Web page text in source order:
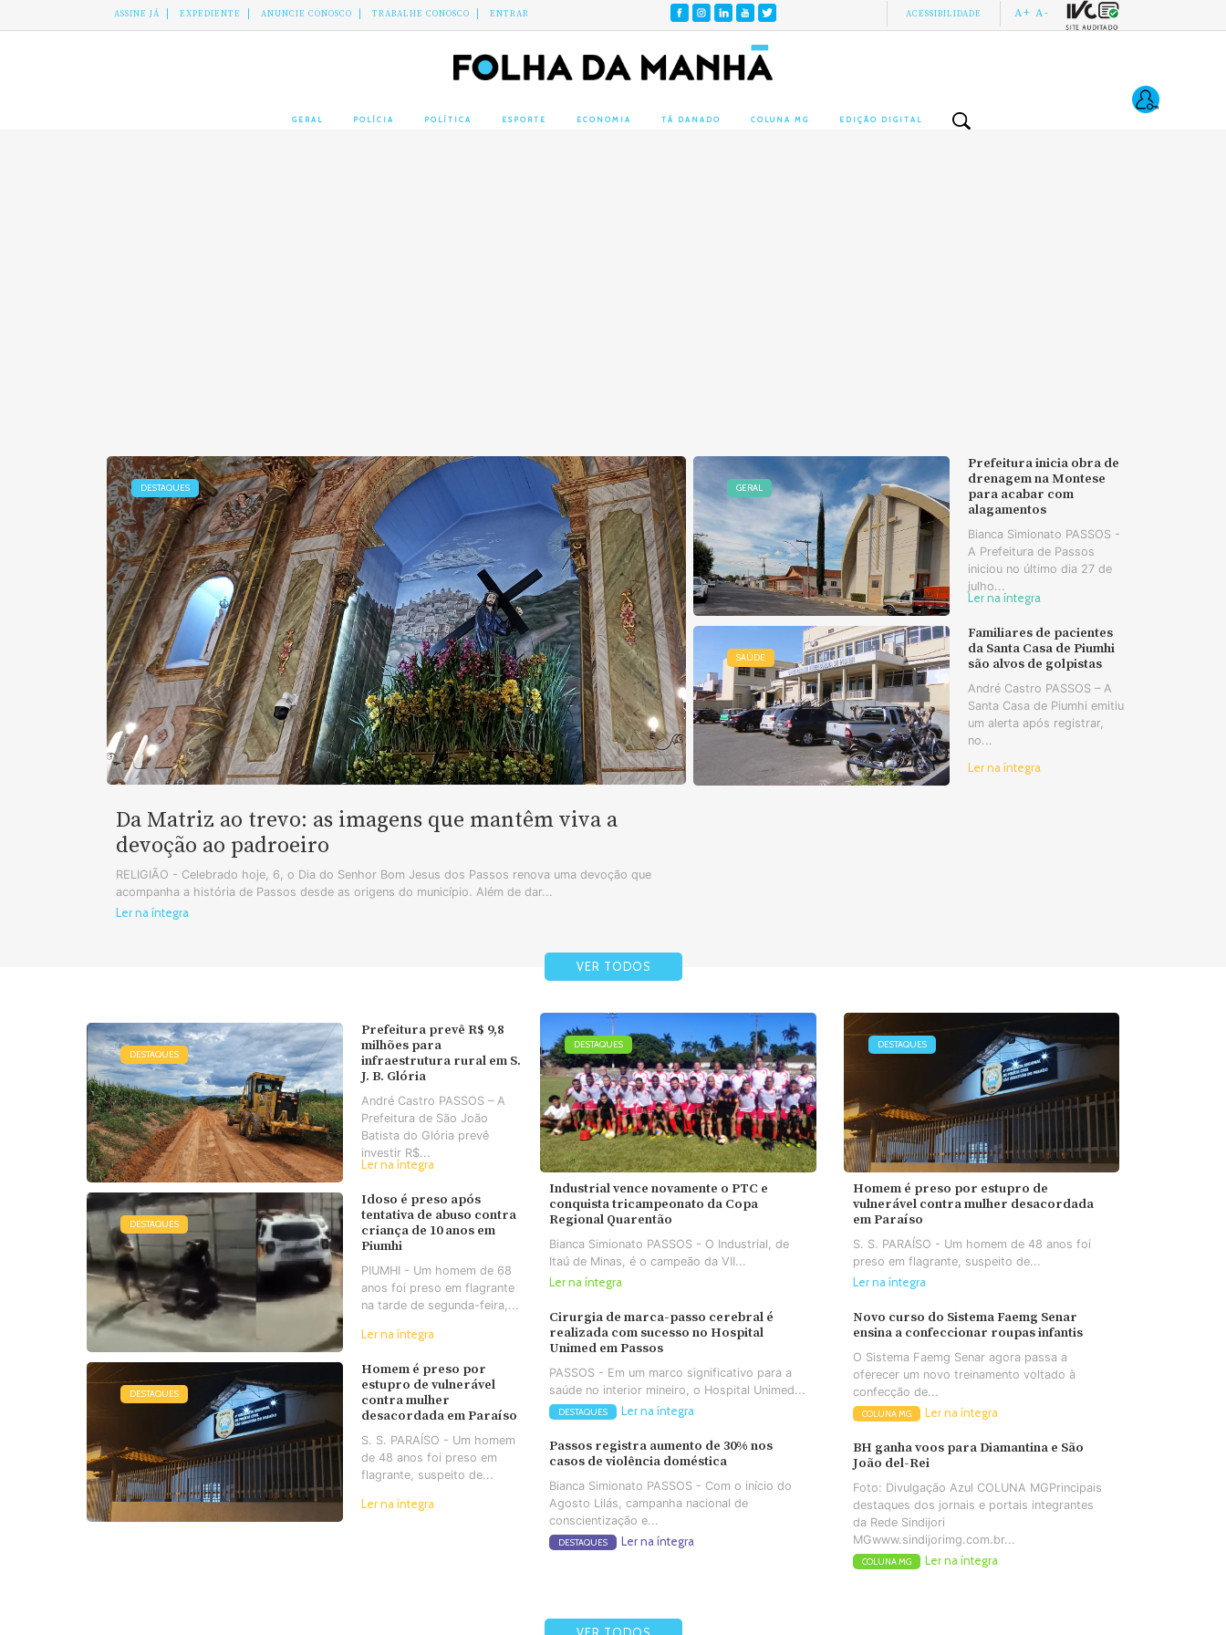
ASSINE JÁ EXPEDIENTE ANUNCIE CONOSCO TRABALHE CONOSCO ENTRAR ACESSIBILIDADE A+ A-
GERAL POLÍCIA POLÍTICA ESPORTE ECONOMIA TÁ DANADO COLUNA MG EDIÇÃO DIGITAL
DESTAQUES
Da Matriz ao trevo: as imagens que mantêm viva a
devoção ao padroeiro
RELIGIÃO - Celebrado hoje, 6, o Dia do Senhor Bom Jesus dos Passos renova uma devoção que
acompanha a história de Passos desde as origens do município. Além de dar...
Ler na íntegra
GERAL
Prefeitura inicia obra de
drenagem na Montese
para acabar com
alagamentos
Bianca Simionato PASSOS -
A Prefeitura de Passos
iniciou no último dia 27 de
julho...
Ler na íntegra
SAÚDE
Familiares de pacientes
da Santa Casa de Piumhi
são alvos de golpistas
André Castro PASSOS – A
Santa Casa de Piumhi emitiu
um alerta após registrar,
no...
Ler na íntegra
VER TODOS
DESTAQUES
Prefeitura prevê R$ 9,8
milhões para
infraestrutura rural em S.
J. B. Glória
André Castro PASSOS – A
Prefeitura de São João
Batista do Glória prevê
investir R$...
Ler na íntegra
DESTAQUES
Idoso é preso após
tentativa de abuso contra
criança de 10 anos em
Piumhi
PIUMHI - Um homem de 68
anos foi preso em flagrante
na tarde de segunda-feira,...
Ler na íntegra
DESTAQUES
Homem é preso por
estupro de vulnerável
contra mulher
desacordada em Paraíso
S. S. PARAÍSO - Um homem
de 48 anos foi preso em
flagrante, suspeito de...
Ler na íntegra
DESTAQUES
Industrial vence novamente o PTC e
conquista tricampeonato da Copa
Regional Quarentão
Bianca Simionato PASSOS - O Industrial, de
Itaú de Minas, é o campeão da VII...
Ler na íntegra
Cirurgia de marca-passo cerebral é
realizada com sucesso no Hospital
Unimed em Passos
PASSOS - Em um marco significativo para a
saúde no interior mineiro, o Hospital Unimed...
DESTAQUES Ler na íntegra
Passos registra aumento de 30% nos
casos de violência doméstica
Bianca Simionato PASSOS - Com o início do
Agosto Lilás, campanha nacional de
conscientização e...
DESTAQUES Ler na íntegra
DESTAQUES
Homem é preso por estupro de
vulnerável contra mulher desacordada
em Paraíso
S. S. PARAÍSO - Um homem de 48 anos foi
preso em flagrante, suspeito de...
Ler na íntegra
Novo curso do Sistema Faemg Senar
ensina a confeccionar roupas infantis
O Sistema Faemg Senar agora passa a
oferecer um novo treinamento voltado à
confecção de...
COLUNA MG Ler na íntegra
BH ganha voos para Diamantina e São
João del-Rei
Foto: Divulgação Azul COLUNA MGPrincipais
destaques dos jornais e portais integrantes
da Rede Sindijori
MGwww.sindijorimg.com.br...
COLUNA MG Ler na íntegra